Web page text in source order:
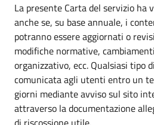
La presente Carta del servizio ha
anche se, su base annuale, i
potranno essere aggiornati o
modifiche normative,
organizzativo, ecc. Qualsiasi tipo
comunicata agli utenti entro un
giorni mediante avviso sul sito
attraverso la documentazione